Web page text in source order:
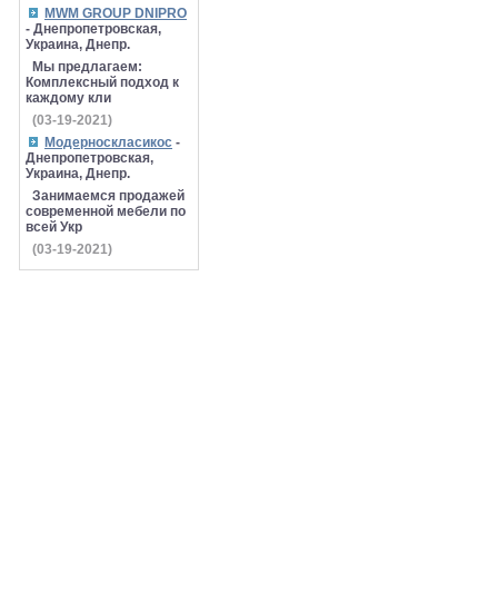
MWM GROUP DNIPRO
- Днепропетровская,
Украина, Днепр.
Мы предлагаем:
Комплексный подход к
каждому кли
(03-19-2021)
Модерноскласикос -
Днепропетровская,
Украина, Днепр.
Занимаемся продажей
современной мебели по
всей Укр
(03-19-2021)